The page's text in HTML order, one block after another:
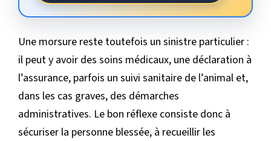
Une morsure reste toutefois un sinistre particulier :
il peut y avoir des soins médicaux, une déclaration à
l’assurance, parfois un suivi sanitaire de l’animal et,
dans les cas graves, des démarches
administratives. Le bon réflexe consiste donc à
sécuriser la personne blessée, à recueillir les